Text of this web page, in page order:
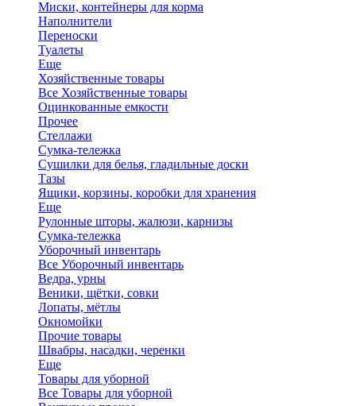
Миски, контейнеры для корма
Наполнители
Переноски
Туалеты
Еще
Хозяйственные товары
Все Хозяйственные товары
Оцинкованные емкости
Прочее
Стеллажи
Сумка-тележка
Сушилки для белья, гладильные доски
Тазы
Ящики, корзины, коробки для хранения
Еще
Рулонные шторы, жалюзи, карнизы
Сумка-тележка
Уборочный инвентарь
Все Уборочный инвентарь
Ведра, урны
Веники, щётки, совки
Лопаты, мётлы
Окномойки
Прочие товары
Швабры, насадки, черенки
Еще
Товары для уборной
Все Товары для уборной